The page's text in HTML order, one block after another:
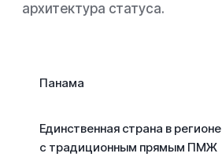
архитектура статуса.
Панама
Единственная страна в регионе
с традиционным прямым ПМЖ